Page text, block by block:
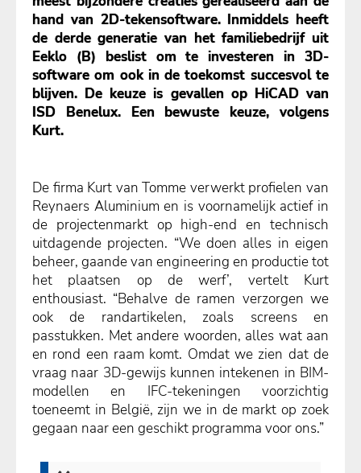
hand van 2D-tekensoftware. Inmiddels heeft
de derde generatie van het familiebedrijf uit
Eeklo (B) beslist om te investeren in 3D-
software om ook in de toekomst succesvol te
blijven. De keuze is gevallen op HiCAD van
ISD Benelux. Een bewuste keuze, volgens
Kurt.
De firma Kurt van Tomme verwerkt profielen van
Reynaers Aluminium en is voornamelijk actief in
de projectenmarkt op high-end en technisch
uitdagende projecten. “We doen alles in eigen
beheer, gaande van engineering en productie tot
het plaatsen op de werf’, vertelt Kurt
enthousiast. “Behalve de ramen verzorgen we
ook de randartikelen, zoals screens en
passtukken. Met andere woorden, alles wat aan
en rond een raam komt. Omdat we zien dat de
vraag naar 3D-gewijs kunnen intekenen in BIM-
modellen en IFC-tekeningen voorzichtig
toeneemt in België, zijn we in de markt op zoek
gegaan naar een geschikt programma voor ons.”